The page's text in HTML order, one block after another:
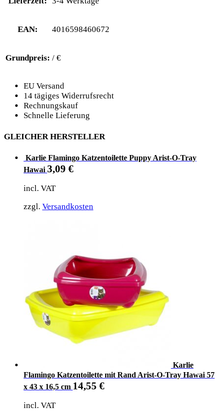
EAN: 4016598460672
Grundpreis: / €
EU Versand
14 tägiges Widerrufsrecht
Rechnungskauf
Schnelle Lieferung
GLEICHER HERSTELLER
Karlie Flamingo Katzentoilette Puppy Arist-O-Tray
Hawai 3,09 €
incl. VAT
zzgl. Versandkosten
Karlie
Flamingo Katzentoilette mit Rand Arist-O-Tray Hawai 57
x 43 x 16,5 cm 14,55 €
incl. VAT